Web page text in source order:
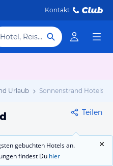
Kontakt
Hotel, Reiseziel
Urlaub Sonnenstrand Hotels
Teilen
gebuchten Hotels an.
findest Du hier